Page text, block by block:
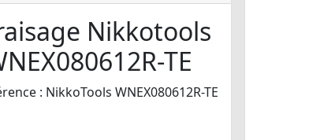
Nikkotools
TE
: NikkoTools WNEX080612R-TE